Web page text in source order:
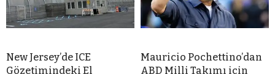
New Jersey’de ICE
Gözetimindeki El
Mauricio Pochettino’dan
ABD Milli Takımı için